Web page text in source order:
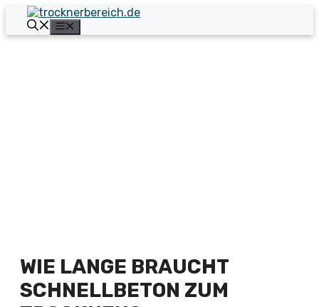
Zum
Inhalt
springen
WIE LANGE BRAUCHT
SCHNELLBETON ZUM